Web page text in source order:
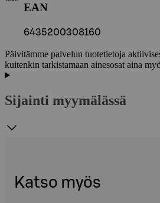
EAN
6435200308160
Päivitämme palvelun tuotetietoja
kuitenkin tarkistamaan ainesosat aina
Sijainti myymälässä
Katso myös